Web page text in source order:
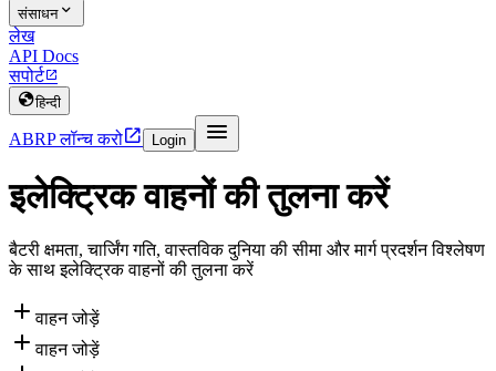
संसाधन
लेख
API Docs
सपोर्ट
हिन्दी
ABRP लॉन्च करो Login 
इलेक्ट्रिक वाहनों की तुलना करें
बैटरी क्षमता, चार्जिंग गति, वास्तविक दुनिया की सीमा और मार्ग प्रदर्शन विश्लेषण
के साथ इलेक्ट्रिक वाहनों की तुलना करें
वाहन जोड़ें
वाहन जोड़ें